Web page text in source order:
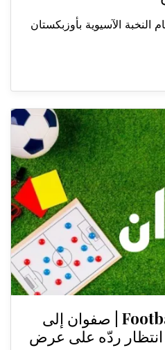
النخبة الآسيوية بأوزبكستان
خاص Football Lebanon | صفوان إلى
من انتظار ردّه على عرض